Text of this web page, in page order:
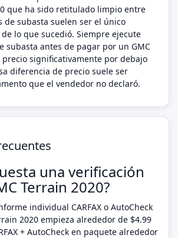
que ha sido retitulado limpio entre
de subasta suelen ser el único
lo que sucedió. Siempre ejecute
subasta antes de pagar por un GMC
precio significativamente por debajo
diferencia de precio suele ser
que el vendedor no declaró.
una verificación
Terrain 2020?
individual CARFAX o AutoCheck
2020 empieza alrededor de $4.99
+ AutoCheck en paquete alrededor